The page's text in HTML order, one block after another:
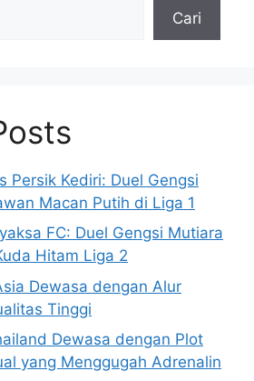
Cari
Persik Kediri: Duel Gengsi
Macan Putih di Liga 1
FC: Duel Gengsi Mutiara
Hitam Liga 2
Dewasa dengan Alur
Tinggi
Dewasa dengan Plot
yang Menggugah Adrenalin